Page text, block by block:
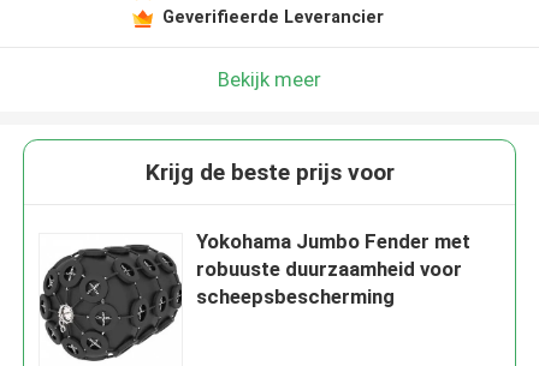
Geverifieerde Leverancier
Bekijk meer
Krijg de beste prijs voor
Yokohama Jumbo Fender met
robuuste duurzaamheid voor
scheepsbescherming